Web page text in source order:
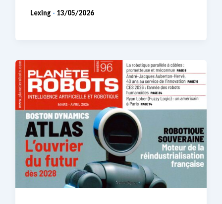
Lexing - 13/05/2026